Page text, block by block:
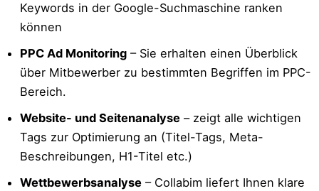
Keywords in der Google-Suchmaschine ranken
können
PPC Ad Monitoring – Sie erhalten einen Überblick
über Mitbewerber zu bestimmten Begriffen im PPC-
Bereich.
Website- und Seitenanalyse – zeigt alle wichtigen
Tags zur Optimierung an (Titel-Tags, Meta-
Beschreibungen, H1-Titel etc.)
Wettbewerbsanalyse – Collabim liefert Ihnen klare